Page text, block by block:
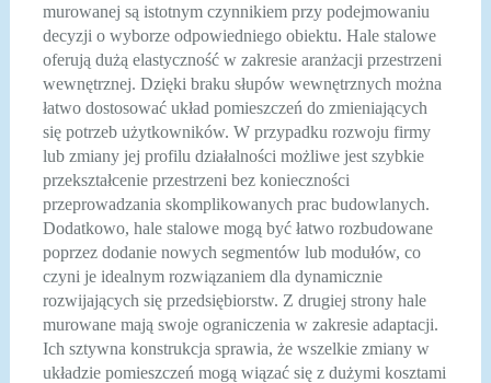
murowanej są istotnym czynnikiem przy podejmowaniu
decyzji o wyborze odpowiedniego obiektu. Hale stalowe
oferują dużą elastyczność w zakresie aranżacji przestrzeni
wewnętrznej. Dzięki braku słupów wewnętrznych można
łatwo dostosować układ pomieszczeń do zmieniających
się potrzeb użytkowników. W przypadku rozwoju firmy
lub zmiany jej profilu działalności możliwe jest szybkie
przekształcenie przestrzeni bez konieczności
przeprowadzania skomplikowanych prac budowlanych.
Dodatkowo, hale stalowe mogą być łatwo rozbudowane
poprzez dodanie nowych segmentów lub modułów, co
czyni je idealnym rozwiązaniem dla dynamicznie
rozwijających się przedsiębiorstw. Z drugiej strony hale
murowane mają swoje ograniczenia w zakresie adaptacji.
Ich sztywna konstrukcja sprawia, że wszelkie zmiany w
układzie pomieszczeń mogą wiązać się z dużymi kosztami